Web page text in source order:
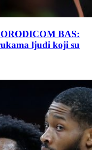
BAS:
ljudi koji su